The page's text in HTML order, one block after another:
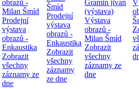
obrazů -
Milan Šmíd
Prodejní
výstava
obrazů -
Enkaustika
Zobrazit
všechny
záznamy ze
dne
Šmíd
Prodejní
výstava
obrazů -
Enkaustika
Zobrazit
všechny
záznamy
ze dne
Gramin jivan
(výstava)
Výstava
obrazů -
Milan Šmíd
Zobrazit
všechny
záznamy ze
dne